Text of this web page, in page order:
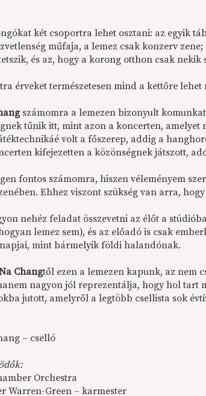
két csoportra lehet osztani: az egyik
műfaja, a lemez csak konzerv
és az, hogy a korong otthon csak
érveket természetesen mind a kettőre lehet
számomra a lemezen bizonyult
tűnik itt, mint azon a koncerten,
volt a főszerep, addig a
kifejezetten a közönségnek játszott,
fontos számomra, hiszen véleményem
Ehhez viszont szükség van arra,
nehéz feladat összevetni az élőt a
lemez sem), és az előadó is csak
mint bármelyik földi halandónak.
Changtől ezen a lemezen kapunk, az nem
nagyon jól reprezentálja, hogy hol tart
jutott, amelyről a legtöbb csellista sok
– cselló
Orchestra
Warren-Green – karmester